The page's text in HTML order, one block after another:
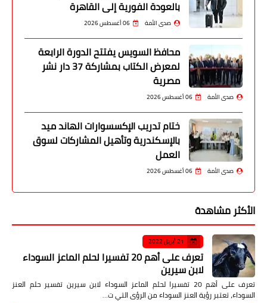
بالعودة الفورية إلى القاهرة
صدى الأمة 06 أغسطس 2026
محافظ السويس يفتتح الدورة الرابعة
لمعرض الكتاب بمشاركة 37 دار نشر
مصرية
صدى الأمة 06 أغسطس 2026
ختام تدريب الإكسسوارات الهاند ميد
بالإسكندرية وتأهيل المشاركات لسوق
العمل
صدى الأمة 06 أغسطس 2026
الأكثر مشاهدة
21 أبريل 2022
تعرف على أهم 20 تفسيرا لحلم الماعز السوداء
لابن سيرين
تعرف على أهم 20 تفسيرا لحلم الماعز السوداء لابن سيرين تفسير حلم العنز
السوداء، تعتبر رؤية العنز السوداء من الرؤى التي ت…